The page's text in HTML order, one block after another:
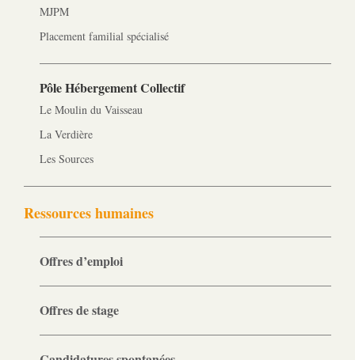
MJPM
Placement familial spécialisé
Pôle Hébergement Collectif
Le Moulin du Vaisseau
La Verdière
Les Sources
Ressources humaines
Offres d’emploi
Offres de stage